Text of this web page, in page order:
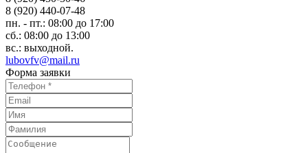
8 (920) 440-07-48
пн. - пт.: 08:00 до 17:00
сб.: 08:00 до 13:00
вс.: выходной.
lubovfv@mail.ru
Форма заявки